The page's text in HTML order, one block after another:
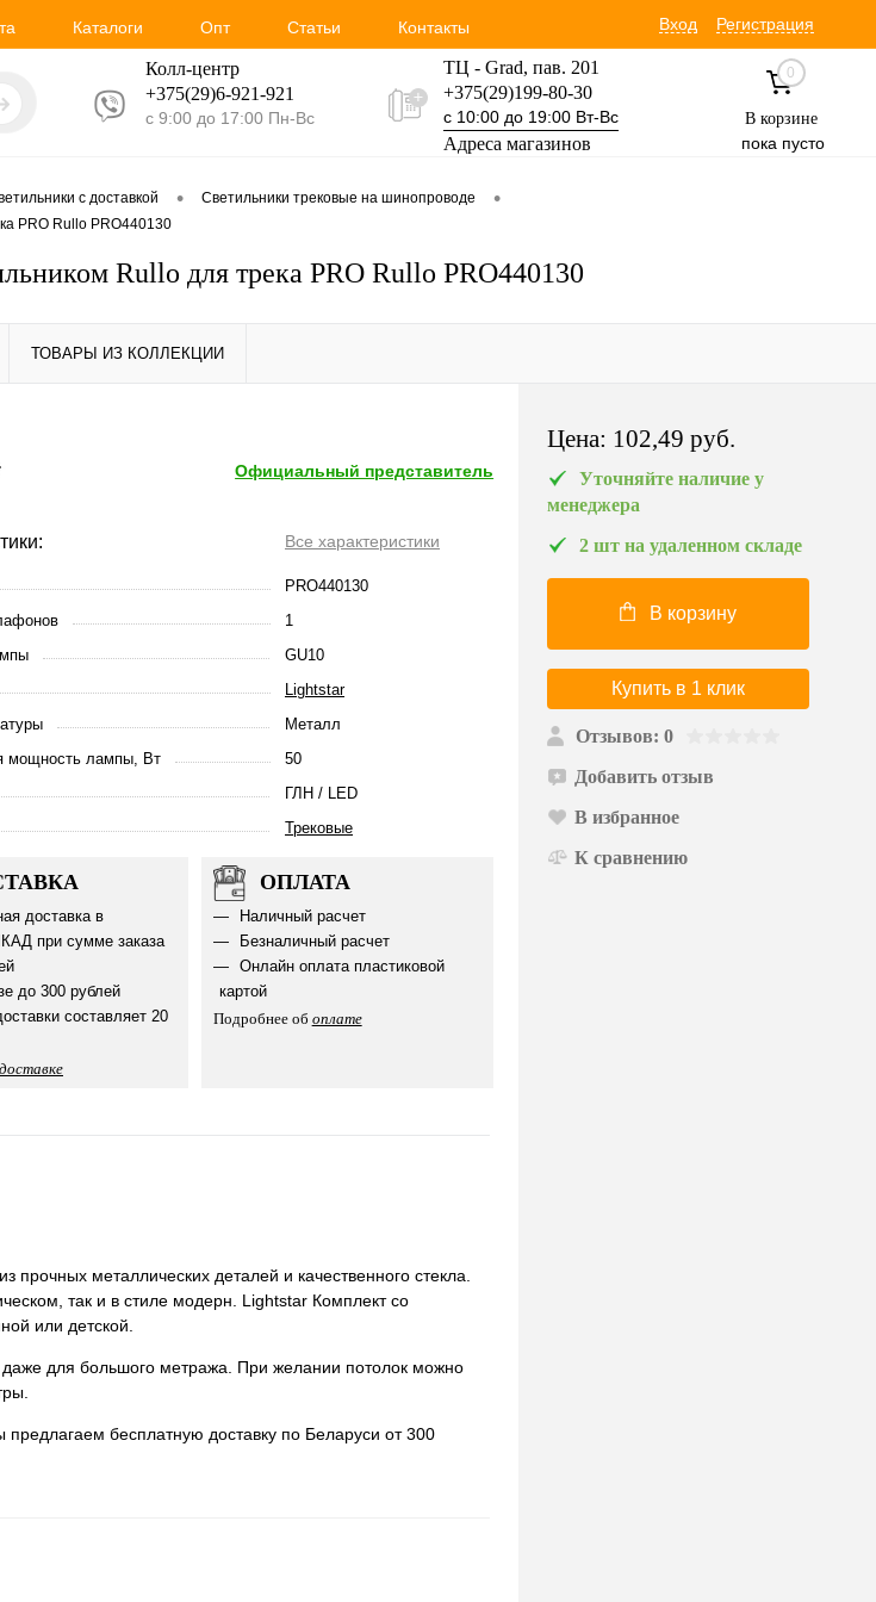
Каталоги Опт Статьи Контакты Вход Регистрация
Колл-центр
+375(29)6-921-921
с 9:00 до 17:00 Пн-Вс
ТЦ - Grad, пав. 201
+375(29)199-80-30
с 10:00 до 19:00 Вт-Вс
Адреса магазинов
+375(29)354-30-60
0
В корзине
пока пусто
с доставкой • Светильники трековые на шинопроводе •
PRO Rullo PRO440130
Rullo для трека PRO Rullo PRO440130
ТОВАРЫ ИЗ КОЛЛЕКЦИИ
Официальный представитель
Все характеристики
PRO440130
1
GU10
Lightstar
Металл
мощность лампы, Вт
50
ГЛН / LED
Трековые
доставка в
при сумме заказа
до 300 рублей
составляет 20
доставке
ОПЛАТА
Наличный расчет
Безналичный расчет
Онлайн оплата пластиковой
картой
Подробнее об оплате
металлических деталей и качественного стекла.
так и в стиле модерн. Lightstar Комплект со
или детской.
даже для большого метража. При желании потолок можно
предлагаем бесплатную доставку по Беларуси от 300
Цена: 102,49 pуб.
Уточняйте наличие у
менеджера
2 шт на удаленном складе
В корзину
Купить в 1 клик
Отзывов: 0
Добавить отзыв
В избранное
К сравнению